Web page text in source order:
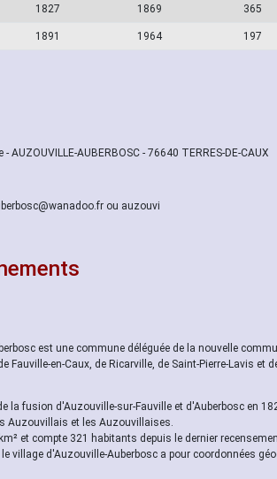
1827 1869 365
1891 1964 197
AUZOUVILLE-AUBERBOSC - 76640 TERRES-DE-CAUX
ou auzouvi
est une commune déléguée de la nouvelle
Fauville-en-Caux, de Ricarville, de Saint-Pierre-Lavis et
la fusion d'Auzouville-sur-Fauville et d'Auberbosc en
Auzouvillais et les Auzouvillaises.
et compte 321 habitants depuis le dernier
village d'Auzouville-Auberbosc a pour coordonnées